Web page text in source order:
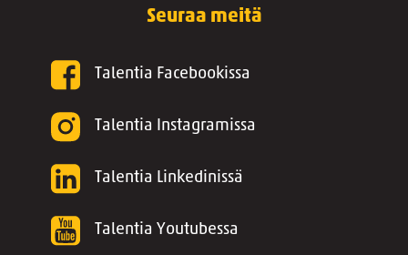
Seuraa meitä
Talentia Facebookissa
Talentia Instagramissa
Talentia Linkedinissä
Talentia Youtubessa